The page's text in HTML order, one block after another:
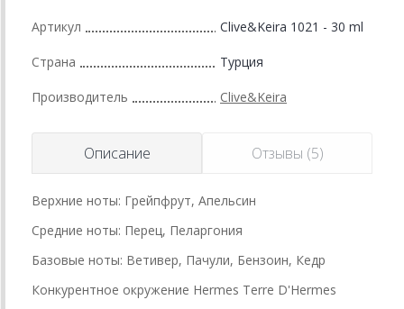
Артикул Clive&Keira 1021 - 30 ml
Страна Турция
Производитель Clive&Keira
Описание Отзывы (5)
Верхние ноты: Грейпфрут, Апельсин
Средние ноты: Перец, Пеларгония
Базовые ноты: Ветивер, Пачули, Бензоин, Кедр
Конкурентное окружение Hermes Terre D'Hermes